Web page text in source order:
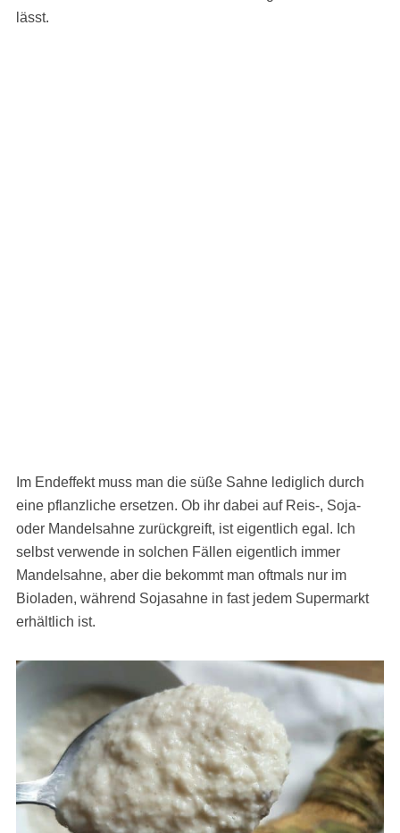
lässt.
Im Endeffekt muss man die süße Sahne lediglich durch
eine pflanzliche ersetzen. Ob ihr dabei auf Reis-, Soja-
oder Mandelsahne zurückgreift, ist eigentlich egal. Ich
selbst verwende in solchen Fällen eigentlich immer
Mandelsahne, aber die bekommt man oftmals nur im
Bioladen, während Sojasahne in fast jedem Supermarkt
erhältlich ist.